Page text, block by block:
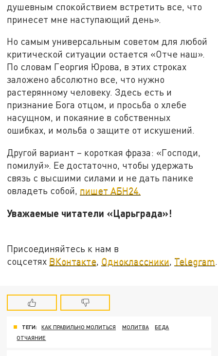
душевным спокойствием встретить все, что
принесет мне наступающий день».
Но самым универсальным советом для любой
критической ситуации остается «Отче наш».
По словам Георгия Юрова, в этих строках
заложено абсолютно все, что нужно
растерянному человеку. Здесь есть и
признание Бога отцом, и просьба о хлебе
насущном, и покаяние в собственных
ошибках, и мольба о защите от искушений.
Другой вариант – короткая фраза: «Господи,
помилуй». Ее достаточно, чтобы удержать
связь с высшими силами и не дать панике
овладеть собой, пишет АБН24.
Уважаемые читатели «Царьграда»!
Присоединяйтесь к нам в
соцсетях ВКонтакте, Одноклассники, Telegram.
ТЕГИ: КАК ПРАВИЛЬНО МОЛИТЬСЯ МОЛИТВА
БЕДА
ОТЧАЯНИЕ